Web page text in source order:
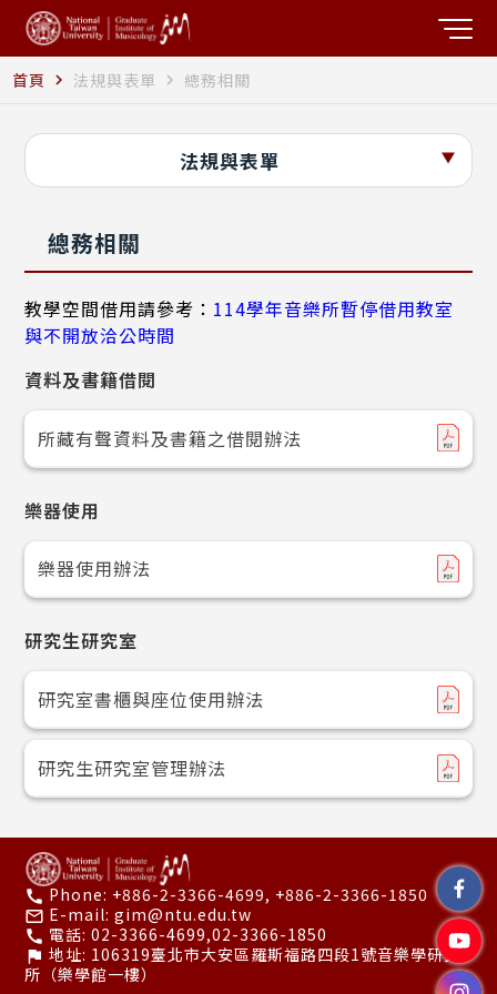
首頁 navigate_next 法規與表單 navigate_next 總務相關
法規與表單
總務相關
教學空間借用請參考： 114學年音樂所暫停借用教室
與不開放洽公時間
資料及書籍借閱
所藏有聲資料及書籍之借閱辦法
樂器使用
樂器使用辦法
研究生研究室
研究室書櫃與座位使用辦法
研究生研究室管理辦法
call Phone: +886-2-3366-4699, +886-2-3366-1850
mail_outline E-mail:gim@ntu.edu.tw
call 電話:02-3366-4699,02-3366-1850
flag 地址: 106319臺北市大安區羅斯福路四段1號音樂學研究
所（樂學館一樓）